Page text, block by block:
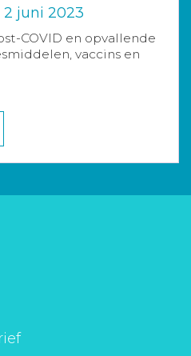
juni 2023
COVID en opvallende
vaccins en